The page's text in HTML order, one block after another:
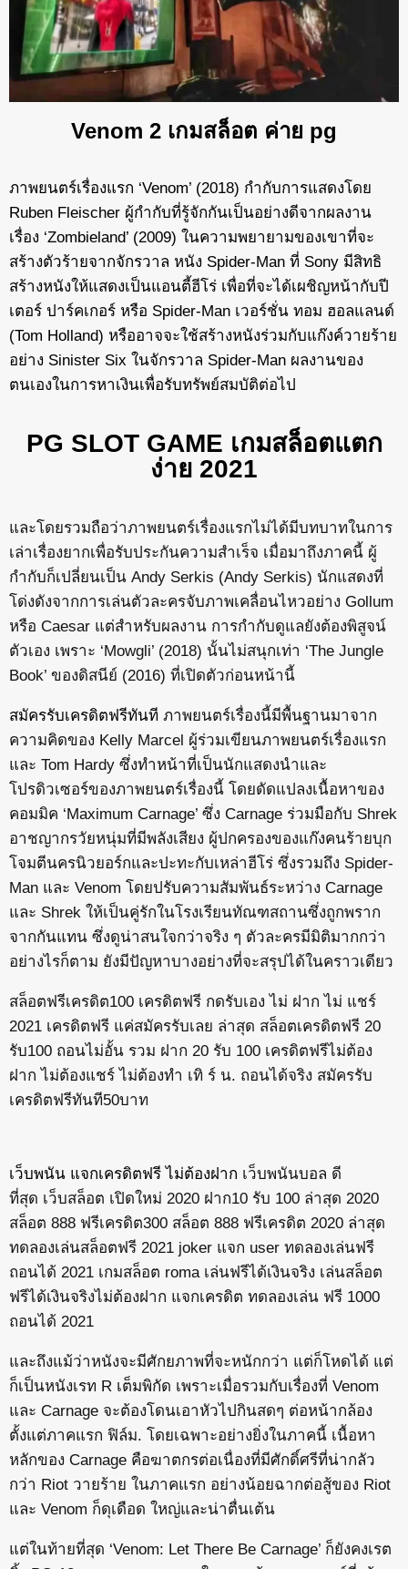
Venom 2 เกมสล็อต ค่าย pg
ภาพยนตร์เรื่องแรก ‘Venom’ (2018) กำกับการแสดงโดย
Ruben Fleischer ผู้กำกับที่รู้จักกันเป็นอย่างดีจากผลงาน
เรื่อง ‘Zombieland’ (2009) ในความพยายามของเขาที่จะ
สร้างตัวร้ายจากจักรวาล หนัง Spider-Man ที่ Sony มีสิทธิ
สร้างหนังให้แสดงเป็นแอนตี้ฮีโร่ เพื่อที่จะได้เผชิญหน้ากับปี
เตอร์ ปาร์คเกอร์ หรือ Spider-Man เวอร์ชั่น ทอม ฮอลแลนด์
(Tom Holland) หรืออาจจะใช้สร้างหนังร่วมกับแก๊งค์วายร้าย
อย่าง Sinister Six ในจักรวาล Spider-Man ผลงานของ
ตนเองในการหาเงินเพื่อรับทรัพย์สมบัติต่อไป
PG SLOT GAME เกมสล็อตแตก
ง่าย 2021
และโดยรวมถือว่าภาพยนตร์เรื่องแรกไม่ได้มีบทบาทในการ
เล่าเรื่องยากเพื่อรับประกันความสำเร็จ เมื่อมาถึงภาคนี้ ผู้
กำกับก็เปลี่ยนเป็น Andy Serkis (Andy Serkis) นักแสดงที่
โด่งดังจากการเล่นตัวละครจับภาพเคลื่อนไหวอย่าง Gollum
หรือ Caesar แต่สำหรับผลงาน การกำกับดูแลยังต้องพิสูจน์
ตัวเอง เพราะ ‘Mowgli’ (2018) นั้นไม่สนุกเท่า ‘The Jungle
Book’ ของดิสนีย์ (2016) ที่เปิดตัวก่อนหน้านี้
สมัครรับเครดิตฟรีทันที ภาพยนตร์เรื่องนี้มีพื้นฐานมาจาก
ความคิดของ Kelly Marcel ผู้ร่วมเขียนภาพยนตร์เรื่องแรก
และ Tom Hardy ซึ่งทำหน้าที่เป็นนักแสดงนำและ
โปรดิวเซอร์ของภาพยนตร์เรื่องนี้ โดยดัดแปลงเนื้อหาของ
คอมมิค ‘Maximum Carnage’ ซึ่ง Carnage ร่วมมือกับ Shrek
อาชญากรวัยหนุ่มที่มีพลังเสียง ผู้ปกครองของแก๊งคนร้ายบุก
โจมตีนครนิวยอร์กและปะทะกับเหล่าฮีโร่ ซึ่งรวมถึง Spider-
Man และ Venom โดยปรับความสัมพันธ์ระหว่าง Carnage
และ Shrek ให้เป็นคู่รักในโรงเรียนทัณฑสถานซึ่งถูกพราก
จากกันแทน ซึ่งดูน่าสนใจกว่าจริง ๆ ตัวละครมีมิติมากกว่า
อย่างไรก็ตาม ยังมีปัญหาบางอย่างที่จะสรุปได้ในคราวเดียว
สล็อตฟรีเครดิต100 เครดิตฟรี กดรับเอง ไม่ ฝาก ไม่ แชร์
2021 เครดิตฟรี แค่สมัครรับเลย ล่าสุด สล็อตเครดิตฟรี 20
รับ100 ถอนไม่อั้น รวม ฝาก 20 รับ 100 เครดิตฟรีไม่ต้อง
ฝาก ไม่ต้องแชร์ ไม่ต้องทำ เทิ ร์ น. ถอนได้จริง สมัครรับ
เครดิตฟรีทันที50บาท
เว็บพนัน แจกเครดิตฟรี ไม่ต้องฝาก เว็บพนันบอล ดี
ที่สุด เว็บสล็อต เปิดใหม่ 2020 ฝาก10 รับ 100 ล่าสุด 2020
สล็อต 888 ฟรีเครดิต300 สล็อต 888 ฟรีเครดิต 2020 ล่าสุด
ทดลองเล่นสล็อตฟรี 2021 joker แจก user ทดลองเล่นฟรี
ถอนได้ 2021 เกมสล็อต roma เล่นฟรีได้เงินจริง เล่นสล็อต
ฟรีได้เงินจริงไม่ต้องฝาก แจกเครดิต ทดลองเล่น ฟรี 1000
ถอนได้ 2021
และถึงแม้ว่าหนังจะมีศักยภาพที่จะหนักกว่า แต่ก็โหดได้ แต่
ก็เป็นหนังเรท R เต็มพิกัด เพราะเมื่อรวมกับเรื่องที่ Venom
และ Carnage จะต้องโดนเอาหัวไปกินสดๆ ต่อหน้ากล้อง
ตั้งแต่ภาคแรก ฟิล์ม. โดยเฉพาะอย่างยิ่งในภาคนี้ เนื้อหา
หลักของ Carnage คือฆาตกรต่อเนื่องที่มีศักดิ์ศรีที่น่ากลัว
กว่า Riot วายร้าย ในภาคแรก อย่างน้อยฉากต่อสู้ของ Riot
และ Venom ก็ดุเดือด ใหญ่และน่าตื่นเต้น
แต่ในท้ายที่สุด ‘Venom: Let There Be Carnage’ ก็ยังคงเรต